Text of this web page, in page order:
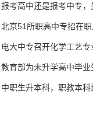
报考高中还是报考中专，
北京51所职高中专招在
电大中专召开化学工艺
教育部为未升学高中毕
中职生升本科，职教本